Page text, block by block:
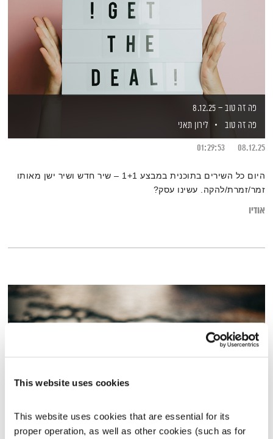
This website uses cookies
This website uses cookies that are essential for its
proper operation, as well as other cookies (such as for
פה זה טוב – 8.12.25
פה זה טוב
לירון תאני
08.12.25
01:29:53
היום כל השירים בתוכנית במבצע 1+1 – שיר חדש ושיר ישן מאותו
זמר/זמרת/להקה. עשינו עסק?
אודיו